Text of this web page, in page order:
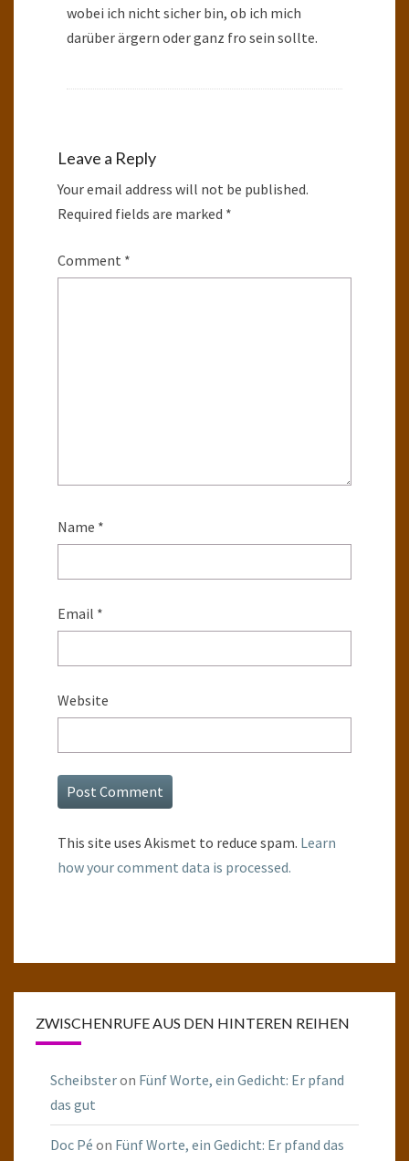
wobei ich nicht sicher bin, ob ich mich
darüber ärgern oder ganz fro sein sollte.
Leave a Reply
Your email address will not be published.
Required fields are marked *
Comment *
Name *
Email *
Website
This site uses Akismet to reduce spam. Learn
how your comment data is processed.
ZWISCHENRUFE AUS DEN HINTEREN REIHEN
Scheibsteron Fünf Worte, ein Gedicht: Er pfand
das gut
Doc Pé on Fünf Worte, ein Gedicht: Er pfand das